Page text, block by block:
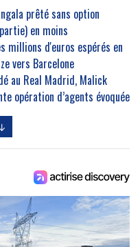
prêté sans option
en moins
millions d'euros espérés en
vers Barcelone
au Real Madrid, Malick
opération d’agents évoquée